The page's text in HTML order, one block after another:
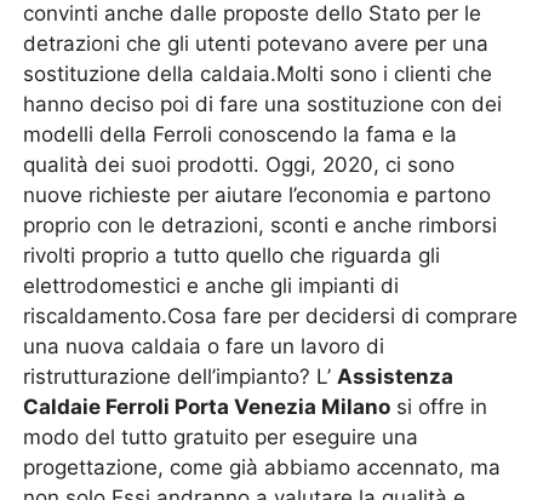
convinti anche dalle proposte dello Stato per le
detrazioni che gli utenti potevano avere per una
sostituzione della caldaia.Molti sono i clienti che
hanno deciso poi di fare una sostituzione con dei
modelli della Ferroli conoscendo la fama e la
qualità dei suoi prodotti. Oggi, 2020, ci sono
nuove richieste per aiutare l’economia e partono
proprio con le detrazioni, sconti e anche rimborsi
rivolti proprio a tutto quello che riguarda gli
elettrodomestici e anche gli impianti di
riscaldamento.Cosa fare per decidersi di comprare
una nuova caldaia o fare un lavoro di
ristrutturazione dell’impianto? L’Assistenza
Caldaie Ferroli Porta Venezia Milano si offre in
modo del tutto gratuito per eseguire una
progettazione, come già abbiamo accennato, ma